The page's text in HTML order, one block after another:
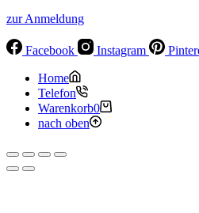
zur Anmeldung
Facebook Instagram
Home
Telefon
Warenkorb0
nach oben